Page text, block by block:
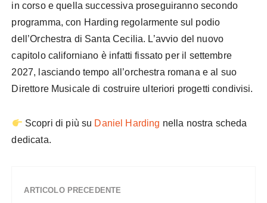
in corso e quella successiva proseguiranno secondo
programma, con Harding regolarmente sul podio
dell’Orchestra di Santa Cecilia. L’avvio del nuovo
capitolo californiano è infatti fissato per il settembre
2027, lasciando tempo all’orchestra romana e al suo
Direttore Musicale di costruire ulteriori progetti condivisi.
Scopri di più su Daniel Harding nella nostra scheda
dedicata.
ARTICOLO PRECEDENTE